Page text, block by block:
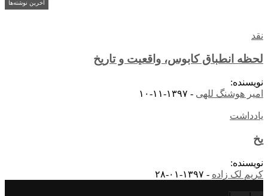
آخرین نوشته‌ها
نقد
لحظه انطباق کابوس، واقعیت و تاریخ
نویسنده:
امیر هوشنگ للهی - ۱۳۹۷-۱۱-۱۰
یادداشت
یخ
نویسنده:
کریم لک زاده - ۱۳۹۷-۰۱-۲۸